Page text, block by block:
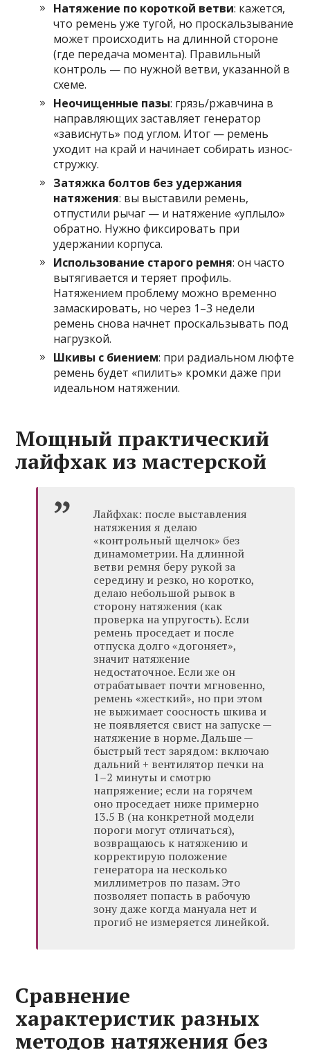
Натяжение по короткой ветви: кажется,
что ремень уже тугой, но проскальзывание
может происходить на длинной стороне
(где передача момента). Правильный
контроль — по нужной ветви, указанной в
схеме.
Неочищенные пазы: грязь/ржавчина в
направляющих заставляет генератор
«зависнуть» под углом. Итог — ремень
уходит на край и начинает собирать износ-
стружку.
Затяжка болтов без удержания
натяжения: вы выставили ремень,
отпустили рычаг — и натяжение «уплыло»
обратно. Нужно фиксировать при
удержании корпуса.
Использование старого ремня: он часто
вытягивается и теряет профиль.
Натяжением проблему можно временно
замаскировать, но через 1–3 недели
ремень снова начнет проскальзывать под
нагрузкой.
Шкивы с биением: при радиальном люфте
ремень будет «пилить» кромки даже при
идеальном натяжении.
Мощный практический
лайфхак из мастерской
Лайфхак: после выставления
натяжения я делаю
«контрольный щелчок» без
динамометрии. На длинной
ветви ремня беру рукой за
середину и резко, но коротко,
делаю небольшой рывок в
сторону натяжения (как
проверка на упругость). Если
ремень проседает и после
отпуска долго «догоняет»,
значит натяжение
недостаточное. Если же он
отрабатывает почти мгновенно,
ремень «жесткий», но при этом
не выжимает соосность шкива и
не появляется свист на запуске —
натяжение в норме. Дальше —
быстрый тест зарядом: включаю
дальний + вентилятор печки на
1–2 минуты и смотрю
напряжение; если на горячем
оно проседает ниже примерно
13.5 В (на конкретной модели
пороги могут отличаться),
возвращаюсь к натяжению и
корректирую положение
генератора на несколько
миллиметров по пазам. Это
позволяет попасть в рабочую
зону даже когда мануала нет и
прогиб не измеряется линейкой.
Сравнение
характеристик разных
методов натяжения без